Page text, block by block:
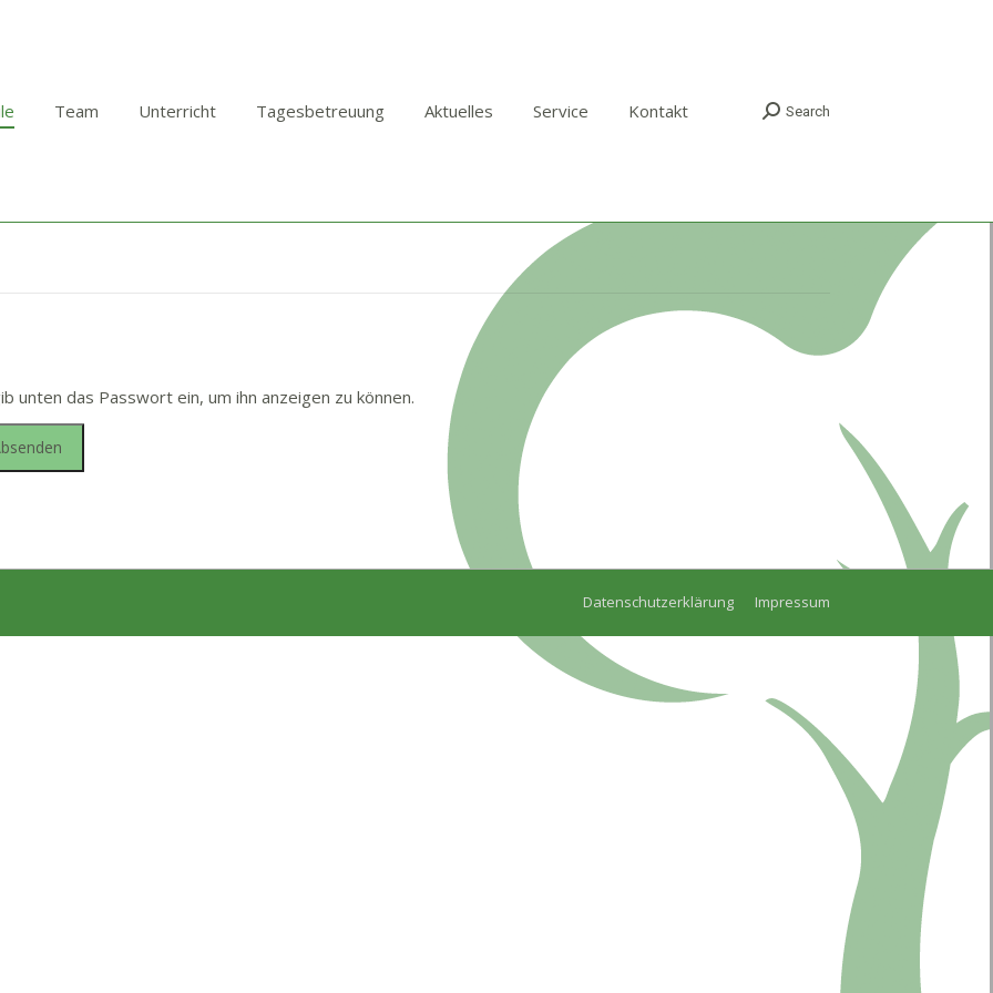
Team Unterricht Tagesbetreuung Aktuelles Service Kontakt Search:
Search
das Passwort ein, um ihn anzeigen zu können.
Datenschutzerklärung Impressum